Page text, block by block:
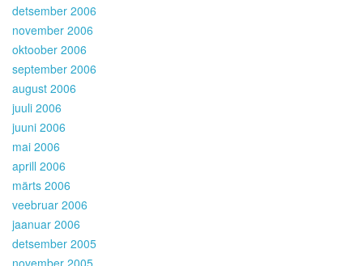
detsember 2006
november 2006
oktoober 2006
september 2006
august 2006
juuli 2006
juuni 2006
mai 2006
aprill 2006
märts 2006
veebruar 2006
jaanuar 2006
detsember 2005
november 2005